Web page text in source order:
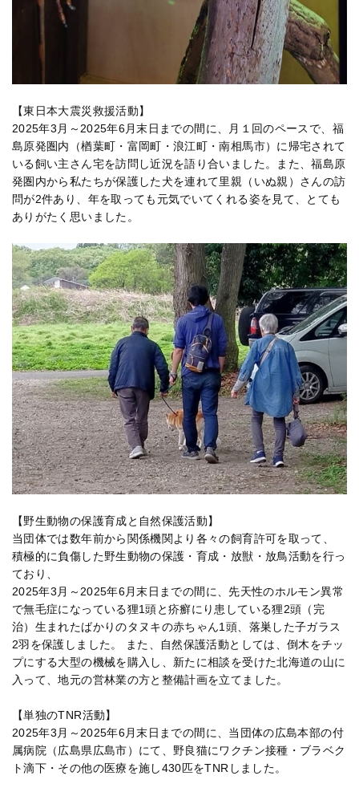
【東日本大震災救援活動】
2025年3月～2025年6月末日までの間に、月１回のペースで、福
島原発圏内（楢葉町・富岡町・浪江町・南相馬市）に帰宅されて
いる飼い主さん宅を訪問し近況を語り合いました。また、福島原
発圏内から私たちが保護した犬を連れて里親（いぬ親）さんの訪
問が2件あり、年を取っても元気でいてくれる姿を見て、とても
ありがたく思いました。
【野生動物の保護育成と自然保護活動】
当団体では数年前から関係機関より各々の飼育許可を取って、
積極的に負傷した野生動物の保護・育成・放獣・放鳥活動を行っ
ており、
2025年3月～2025年6月末日までの間に、先天性のホルモン異常
で無毛症になっている狸1頭と疥癬にり患している狸2頭（完
治）生まれたばかりのタヌキの赤ちゃん1頭、落巣した子ガラス
2羽を保護しました。 また、自然保護活動としては、倒木をチッ
プにする大型の機械を購入し、新たに相談を受けた北海道の山に
入って、地元の営林業の方と整備計画を立てました。
【単独のTNR活動】
2025年3月～2025年6月末日までの間に、当団体の広島本部の付
属病院（広島県広島市）にて、野良猫にワクチン接種・ブラベク
ト滴下・その他の医療を施し430匹をTNRしました。